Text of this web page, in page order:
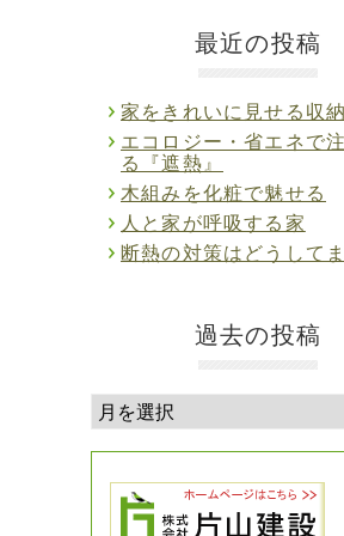
最近の投稿
家をきれいに見せる収
エコロジー・省エネで
る『遮熱』
木組みを化粧で魅せる
人と家が呼吸する家
断熱の対策はどうして
過去の投稿